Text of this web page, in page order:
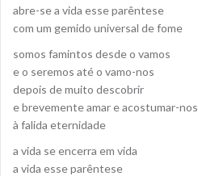
abre-se a vida esse parêntese
com um gemido universal de fome
somos famintos desde o vamos
e o seremos até o vamo-nos
depois de muito descobrir
e brevemente amar e acostumar-nos
à falida eternidade
a vida se encerra em vida
a vida esse parêntese